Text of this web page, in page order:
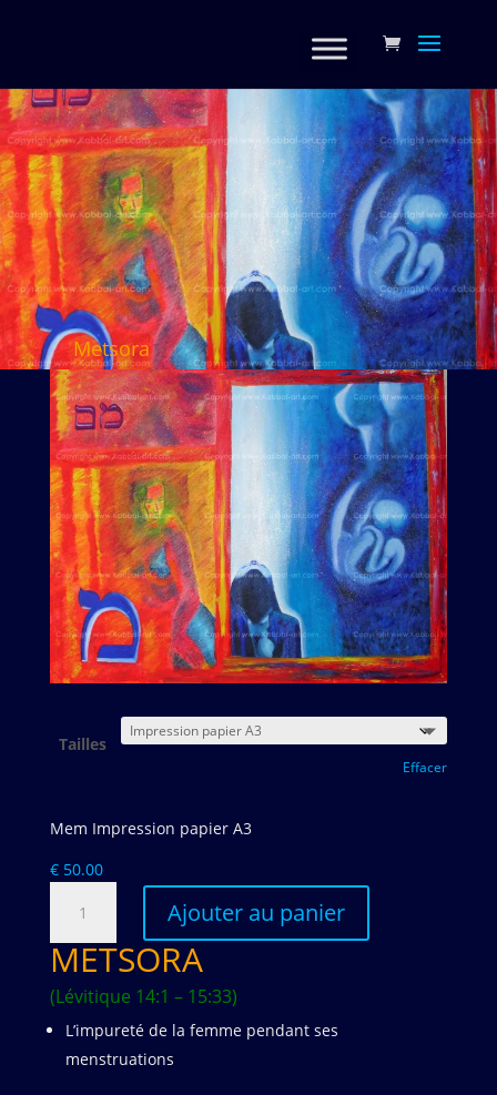
Metsora
METSORA
(Lévitique 14:1 – 15:33)
L’impureté de la femme pendant ses
menstruations
Tailles
Effacer
Mem Impression papier A3
€50.00
The
Hebrew
letter
"Mem"
the
Ajouter au panier